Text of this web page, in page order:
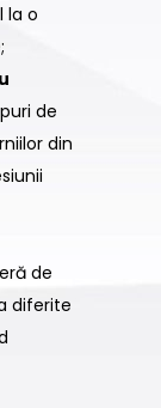
la o
de
din
de
diferite